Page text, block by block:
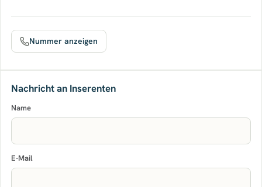
Nummer anzeigen
Nachricht an Inserenten
Name
E-Mail